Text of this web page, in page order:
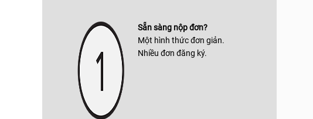
Sẵn sàng nộp đơn?
Một hình thức đơn giản.
Nhiều đơn đăng ký.